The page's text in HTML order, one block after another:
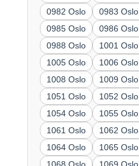
0982 Oslo
0983 Oslo
0985 Oslo
0986 Oslo
0988 Oslo
1001 Oslo
1005 Oslo
1006 Oslo
1008 Oslo
1009 Oslo
1051 Oslo
1052 Oslo
1054 Oslo
1055 Oslo
1061 Oslo
1062 Oslo
1064 Oslo
1065 Oslo
1068 Oslo
1069 Oslo